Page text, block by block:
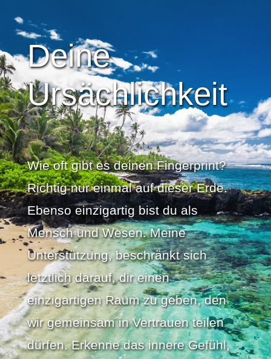
Deine
Ursächlichkeit
Wie oft gibt es deinen Fingerprint?
Richtig nur einmal auf dieser Erde.
Ebenso einzigartig bist du als
Mensch und Wesen. Meine
Unterstützung, beschränkt sich
letztlich darauf, dir einen
einzigartigen Raum zu geben, den
wir gemeinsam in Vertrauen teilen
dürfen. Erkenne das innere Gefühl,